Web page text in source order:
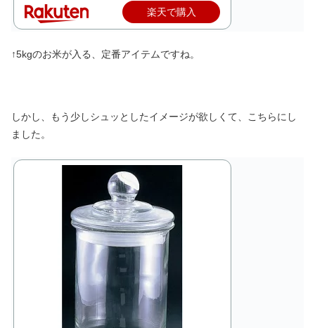
楽天で購入
↑5kgのお米が入る、定番アイテムですね。
しかし、もう少しシュッとしたイメージが欲しくて、こちらにし
ました。